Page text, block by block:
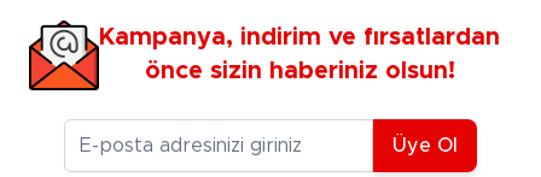
Kampanya, indirim ve fırsatlardan
önce sizin haberiniz olsun!
E-posta Adresiniz
Üye Ol